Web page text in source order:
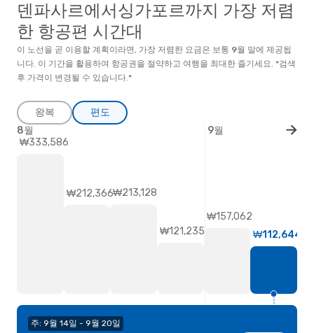
덴파사르에서싱가포르까지 가장 저렴
한 항공편 시간대
이 노선을 곧 이용할 계획이라면, 가장 저렴한 요금은 보통 9월 말에 제공됩
니다. 이 기간을 활용하여 항공권을 절약하고 여행을 최대한 즐기세요. *검색
후 가격이 변경될 수 있습니다.*
왕복 편도
주: 9월 14일 - 9월 20일
₩333,586
₩212,366₩213,128
₩121,235
₩157,062
₩112,644
8월 9월